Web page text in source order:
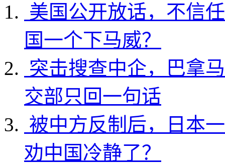
美国公开放话，不信
国一个下马威？
突击搜查中企，巴拿
交部只回一句话
被中方反制后，日本
劝中国冷静了？